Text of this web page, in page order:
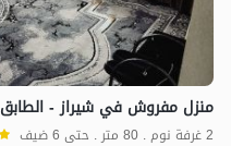
منزل مفروش في شيراز - الطابق
2 غرفة نوم . 80 متر . حتى 6 ضيف